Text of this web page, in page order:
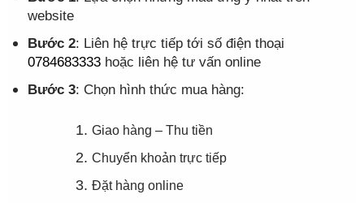
website
Bước 2: Liên hệ trực tiếp tới số điện thoại
0784683333hoặc liên hệ tư vấn online
Bước 3: Chọn hình thức mua hàng:
Giao hàng – Thu tiền
Chuyển khoản trực tiếp
Đặt hàng online